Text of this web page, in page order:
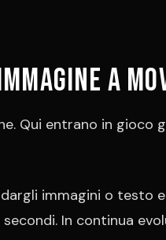
a
Qui entrano in gioco
immagini o testo
In continua